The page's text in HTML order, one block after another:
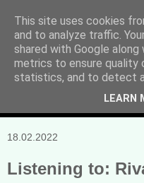
Manuela
Bücher, Blogs & mehr
18.02.2022
Listening to:
This site uses cookies
and to analyze traffic.
shared with Google
metrics to ensure quality
statistics, and to detect
LEARN